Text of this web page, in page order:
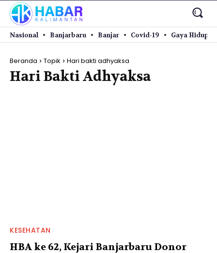
Nasional Banjarbaru Banjar Covid-19 Gaya Hidup
Beranda Topik Hari bakti adhyaksa
Hari Bakti Adhyaksa
KESEHATAN
HBA ke 62, Kejari Banjarbaru Donor